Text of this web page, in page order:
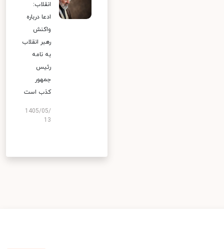
انقلاب:
ادعا درباره
واکنش
رهبر انقلاب
به نامه
رئیس
جمهور
کذب است
1405/05/
13